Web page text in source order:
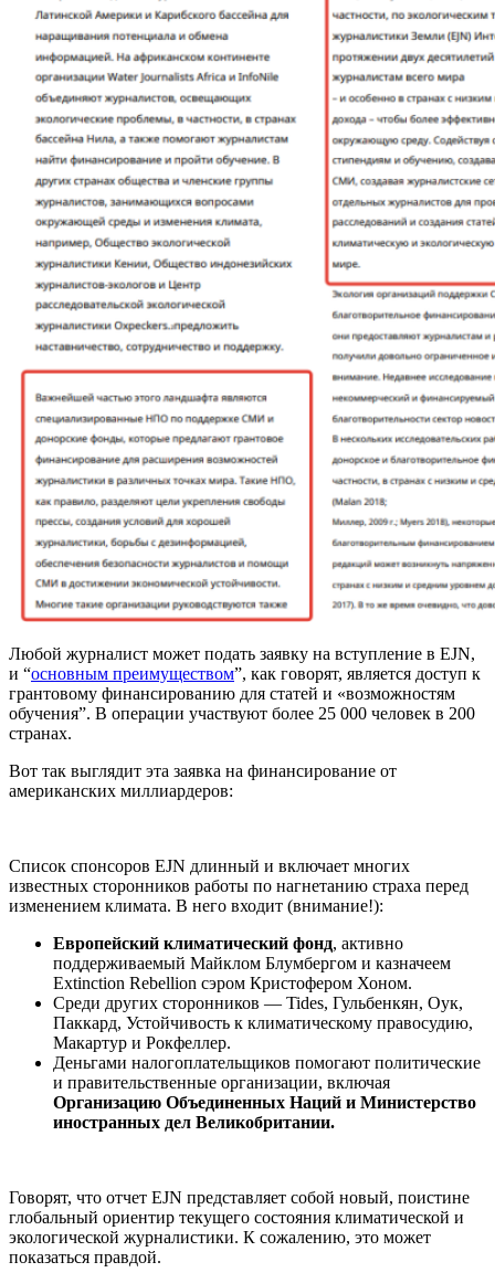
Любой журналист может подать заявку на вступление в EJN,
и “основным преимуществом”, как говорят, является доступ к
грантовому финансированию для статей и «возможностям
обучения”. В операции участвуют более 25 000 человек в 200
странах.
Вот так выглядит эта заявка на финансирование от
американских миллиардеров:
Список спонсоров EJN длинный и включает многих
известных сторонников работы по нагнетанию страха перед
изменением климата. В него входит (внимание!):
Европейский климатический фонд, активно
поддерживаемый Майклом Блумбергом и казначеем
Extinction Rebellion сэром Кристофером Хоном.
Среди других сторонников — Tides, Гульбенкян, Оук,
Паккард, Устойчивость к климатическому правосудию,
Макартур и Рокфеллер.
Деньгами налогоплательщиков помогают политические
и правительственные организации, включая
Организацию Объединенных Наций и Министерство
иностранных дел Великобритании.
Говорят, что отчет EJN представляет собой новый, поистине
глобальный ориентир текущего состояния климатической и
экологической журналистики. К сожалению, это может
показаться правдой.